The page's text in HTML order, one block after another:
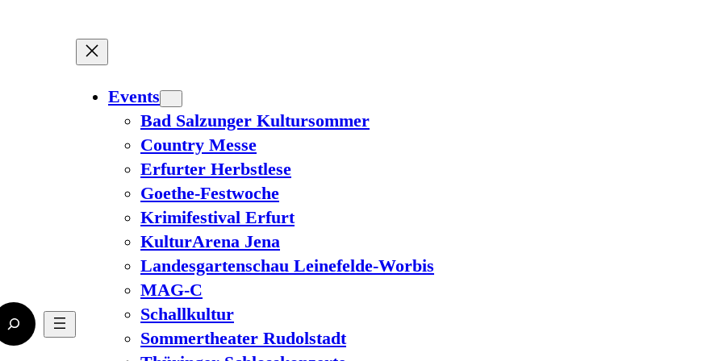
Events
Bad Salzunger Kultursommer
Country Messe
Erfurter Herbstlese
Goethe-Festwoche
Krimifestival Erfurt
KulturArena Jena
Landesgartenschau Leinefelde-Worbis
MAG-C
Schallkultur
Sommertheater Rudolstadt